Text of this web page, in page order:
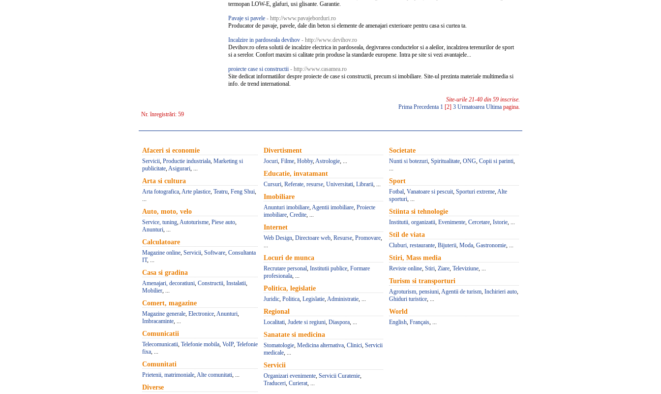
termopan LOW-E, glafuri, usi glisante. Garantie.
Pavaje si pavele - http://www.pavajeborduri.ro
Producator de pavaje, pavele, dale din beton si elemente de amenajari exterioare pentru casa si curtea ta.
Incalzire in pardoseala devihov - http://www.devihov.ro
Devihov.ro ofera solutii de incalzire electrica in pardoseala, degivrarea conductelor si a aleilor, incalzirea terenurilor de sport
si a serelor. Confort maxim si calitate prin produse la standarde europene. Intra pe site si vezi avantajele...
proiecte case si constructii - http://www.casamea.ro
Site dedicat informatiilor despre proiecte de case si constructii, precum si imobiliare. Site-ul prezinta materiale multimedia si
info. de trend international.
Site-urile 21-40 din 59 inscrise.
Prima Precedenta 1 [2] 3 Urmatoarea Ultima pagina.
Nr. înregistrări: 59
Afaceri si economie
Servicii, Productie industriala, Marketing si
publicitate,Asigurari, ...
Arta si cultura
Arta fotografica,Arte plastice, Teatru, Feng Shui,
...
Auto, moto, velo
Service, tuning,Autoturisme, Piese auto,
Anunturi, ...
Calculatoare
Magazine online, Servicii, Software, Consultanta
IT, ...
Casa si gradina
Amenajari, decoratiuni, Constructii, Instalatii,
Mobilier, ...
Comert, magazine
Magazine generale, Electronice,Anunturi,
Imbracaminte, ...
Comunicatii
Telecomunicatii, Telefonie mobila, VoIP, Telefonie
fixa, ...
Comunitati
Prietenii, matrimoniale,Alte comunitati, ...
Diverse
Divertisment
Jocuri, Filme, Hobby,Astrologie, ...
Educatie, invatamant
Cursuri, Referate, resurse, Universitati, Librarii, ...
Imobiliare
Anunturi imobiliare,Agentii imobiliare, Proiecte
imobiliare, Credite, ...
Internet
Web Design, Directoare web, Resurse, Promovare,
...
Locuri de munca
Recrutare personal, Institutii publice, Formare
profesionala, ...
Politica, legislatie
Juridic, Politica, Legislatie,Administratie, ...
Regional
Localitati, Judete si regiuni, Diaspora, ...
Sanatate si medicina
Stomatologie, Medicina alternativa, Clinici, Servicii
medicale, ...
Servicii
Organizari evenimente, Servicii Curatenie,
Traduceri, Curierat, ...
Societate
Nunti si botezuri, Spiritualitate, ONG, Copii si parinti,
...
Sport
Fotbal, Vanatoare si pescuit, Sporturi extreme,Alte
sporturi, ...
Stiinta si tehnologie
Institutii, organizatii, Evenimente, Cercetare, Istorie, ...
Stil de viata
Cluburi, restaurante, Bijuterii, Moda, Gastronomie, ...
Stiri, Mass media
Reviste online, Stiri, Ziare, Televiziune, ...
Turism si transporturi
Agroturism, pensiuni,Agentii de turism, Inchirieri auto,
Ghiduri turistice, ...
World
English, Français, ...